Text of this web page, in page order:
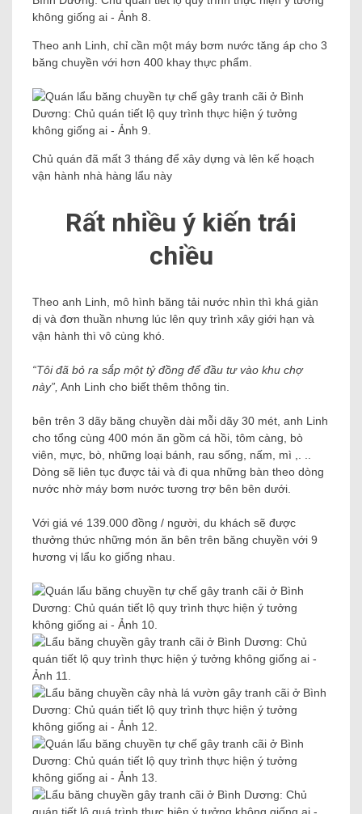
Theo anh Linh, chỉ cần một máy bơm nước tăng áp cho 3
băng chuyền với hơn 400 khay thực phẩm.
Chủ quán đã mất 3 tháng để xây dựng và lên kế hoạch
vận hành nhà hàng lẩu này
Rất nhiều ý kiến ​​trái
chiều
Theo anh Linh, mô hình băng tải nước nhìn thì khá giản
dị và đơn thuần nhưng lúc lên quy trình xây giới hạn và
vận hành thì vô cùng khó.
“Tôi đã bỏ ra sắp một tỷ đồng để đầu tư vào khu chợ
này”, Anh Linh cho biết thêm thông tin.
bên trên 3 dãy băng chuyền dài mỗi dãy 30 mét, anh Linh
cho tổng cùng 400 món ăn gồm cá hồi, tôm càng, bò
viên, mực, bò, những loại bánh, rau sống, nấm, mì ,. ..
Dòng sẽ liên tục được tải và đi qua những bàn theo dòng
nước nhờ máy bơm nước tương trợ bên bên dưới.
Với giá vé 139.000 đồng / người, du khách sẽ được
thưởng thức những món ăn bên trên băng chuyền với 9
hương vị lẩu ko giống nhau.